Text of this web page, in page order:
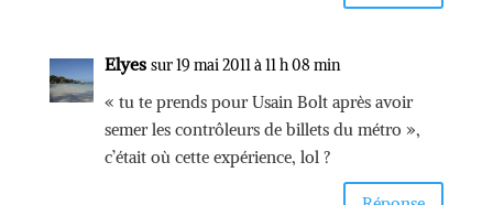
Elyes sur 19 mai 2011 à 11 h 08 min
« tu te prends pour Usain Bolt après avoir
semer les contrôleurs de billets du métro »,
c’était où cette expérience, lol ?